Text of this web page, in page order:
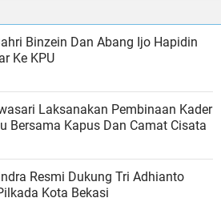
Binzein Dan Abang Ijo Hapidin
Ke KPU
Laksanakan Pembinaan Kader
Bersama Kapus Dan Camat Cisata
Resmi Dukung Tri Adhianto
Kota Bekasi